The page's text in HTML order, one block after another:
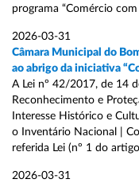
programa “Comércio
2026-03-31
Câmara Municipal do
ao abrigo da iniciativa
A Lei nº 42/2017, de 14
Reconhecimento e
Interesse Histórico e
o Inventário Nacional |
referida Lei (nº 1 do
2026-03-31